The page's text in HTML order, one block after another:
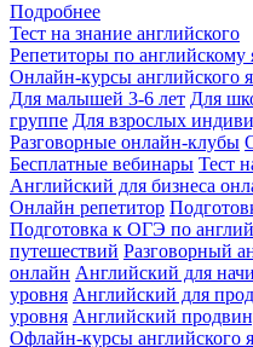
Подробнее
Тест на знание английского
Репетиторы по английскому
Онлайн-курсы английского
Для малышей 3-6 лет Для
группе Для взрослых
Разговорные онлайн-клубы
Бесплатные вебинары Тест
Английский для бизнеса
Онлайн репетитор
Подготовка к ОГЭ по
путешествий Разговорный
онлайн Английский для
уровня Английский для
уровня Английский
Офлайн-курсы английского